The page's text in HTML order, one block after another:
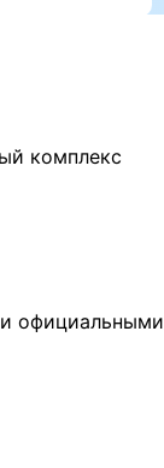
комплекс
официальными